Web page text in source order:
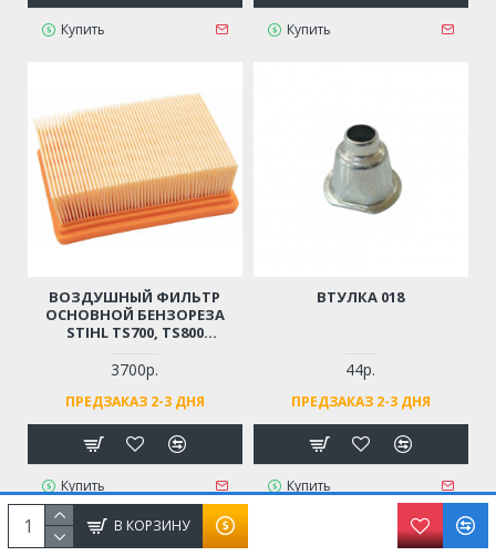
В КОРЗИНУ
Купить Купить
ВОЗДУШНЫЙ ФИЛЬТР
ОСНОВНОЙ БЕНЗОРЕЗА
STIHL TS700, TS800
3700р.
ПРЕДЗАКАЗ 2-3 ДНЯ
Купить
ВТУЛКА 018
44р.
ПРЕДЗАКАЗ 2-3 ДНЯ
Купить